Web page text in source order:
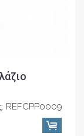
REFCPP0009